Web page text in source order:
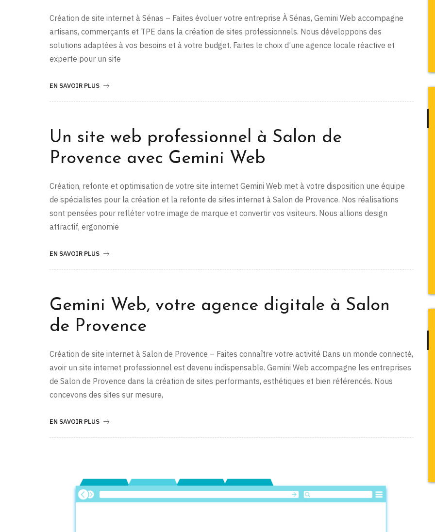
Création de site internet à Sénas – Faites évoluer votre entreprise À Sénas, Gemini Web accompagne
artisans, commerçants et TPE dans la création de sites professionnels. Nous développons des
solutions adaptées à vos besoins et à votre budget. Faites le choix d’une agence locale réactive et
experte pour un site
EN SAVOIR PLUS
Un site web professionnel à Salon de
Provence avec Gemini Web
Création, refonte et optimisation de votre site internet Gemini Web met à votre disposition une équipe
de spécialistes pour la création et la refonte de sites internet à Salon de Provence. Nos réalisations
sont pensées pour refléter votre image de marque et convertir vos visiteurs. Nous allions design
attractif, ergonomie
EN SAVOIR PLUS
Gemini Web, votre agence digitale à Salon
de Provence
Création de site internet à Salon de Provence – Faites connaître votre activité Dans un monde connecté,
avoir un site internet professionnel est devenu indispensable. Gemini Web accompagne les entreprises
de Salon de Provence dans la création de sites performants, esthétiques et bien référencés. Nous
concevons des sites sur mesure,
EN SAVOIR PLUS